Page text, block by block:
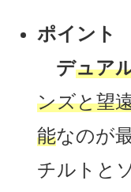
ポイント
デュア
ンズと望
能なのが
チルトと